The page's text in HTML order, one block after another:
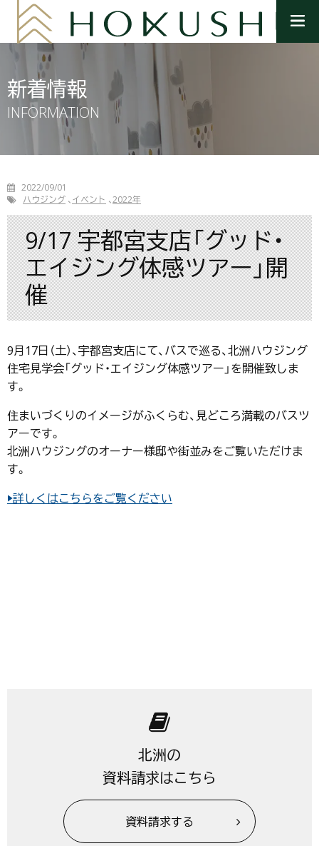
ニ
新着情報
INFORMATION
2022/09/01
ハウジング イベント 2022年
9/17 宇都宮支店「グッド・
エイジング体感ツアー」開
催
9月17日（土）、宇都宮支店にて、バスで巡る、北洲ハウジング
住宅見学会「グッド・エイジング体感ツアー」を開催致しま
す。
住まいづくりのイメージがふくらむ、見どころ満載のバスツ
アーです。
北洲ハウジングのオーナー様邸や街並みをご覧いただけま
す。
▶詳しくはこちらをご覧ください
北洲の
資料請求はこちら
資料請求する